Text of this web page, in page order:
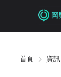
首頁 資訊